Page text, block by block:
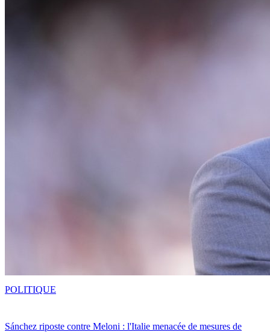
Sánchez riposte contre Meloni : l'Italie menacée de mesures de
POLITIQUE